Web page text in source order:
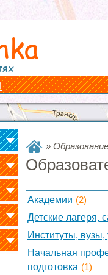
»
Академии (2)
Детские лагеря,
Институты, вузы,
Начальная
подготовка (1)